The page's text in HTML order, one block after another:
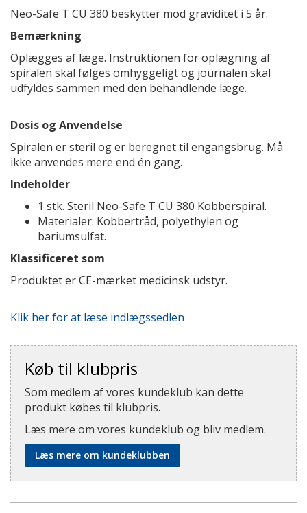
Neo-Safe T CU 380 beskytter mod graviditet i 5 år.
Bemærkning
Oplægges af læge. Instruktionen for oplægning af
spiralen skal følges omhyggeligt og journalen skal
udfyldes sammen med den behandlende læge.
Dosis og Anvendelse
Spiralen er steril og er beregnet til engangsbrug. Må
ikke anvendes mere end én gang.
Indeholder
1 stk. Steril Neo-Safe T CU 380 Kobberspiral.
Materialer: Kobbertråd, polyethylen og
bariumsulfat.
Klassificeret som
Produktet er CE-mærket medicinsk udstyr.
Klik her for at læse indlægssedlen
Køb til klubpris
Som medlem af vores kundeklub kan dette
produkt købes til klubpris.
Læs mere om vores kundeklub og bliv medlem.
Læs mere om kundeklubben